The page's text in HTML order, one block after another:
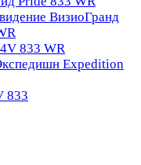
ВизиоГранд
833 WR
Expedition
833